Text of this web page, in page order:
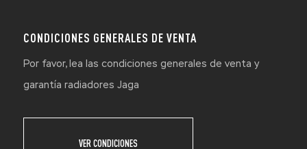
CONDICIONES GENERALES DE VENTA
Por favor, lea las condiciones generales de venta y
garantía radiadores Jaga
VER CONDICIONES